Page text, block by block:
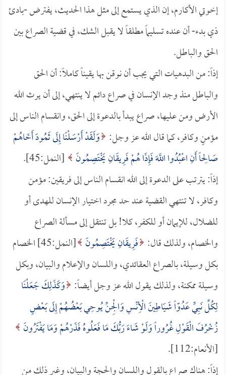
إخوتي الأكارم، إن الذي يستمع إلى مثل هذا الحديث، يفترض -بادئ
ذي بدء- أن عنده تسليماً مطلقاً لا يقبل الشك، في قضية الصراع بين
الحق والباطل.
إذاً: من البدهيات التي يجب أن نوقن بها يقيناً كاملاً: أن الحق
والباطل منذ وجد الإنسان في صراع دائم لا ينتهي، إلى أن يرث الله
الأرض ومن عليها، صراع يبدأ بالدعوة إلى الحق، وانقسام الناس إلى
مؤمنٍ وكافر، كما قال الله عز وجل: وَلَقَدْ أَرْسَلْنَا إِلَى ثَمُودَ أَخَاهُمْ
صَالِحاً أَنِ اعْبُدُوا اللَّهَ فَإِذَا هُمْ فَرِيقَانِ يَخْتَصِمُونَ
[النمل:45].
إذاً: يترتب على الدعوة إلى الله انقسام الناس إلى فريقين: مؤمن
وكافر، لا تنتهي القضية عند حد مجرد اختيار الإنسان للهدى أو
للضلال، للإيمان أو للكفر، كلا! بل تنتقل إلى مسألة الصراع
والخصام، ولذلك قال: فَرِيقَانِ يَخْتَصِمُونَ
[النمل:45] الخصام
بكل وسيلة، بالصراع العقائدي، واللسان والإعلام والبيان، وبكل
وسيلة ممكنة، ولذلك يقول الله عز وجل أيضاً: وَكَذَلِكَ جَعَلْنَا
لِكُلِّ نَبِيٍّ عَدُوّاً شَيَاطِينَ الْأِنْسِ وَالْجِنِّ يُوحِي بَعْضُهُمْ إِلَى بَعْضٍ
زُخْرُفَ الْقَوْلِ غُرُوراً وَلَوْ شَاءَ رَبُّكَ مَا فَعَلُوهُ فَذَرْهُمْ وَمَا يَفْتَرُونَ
[الأنعام:112].